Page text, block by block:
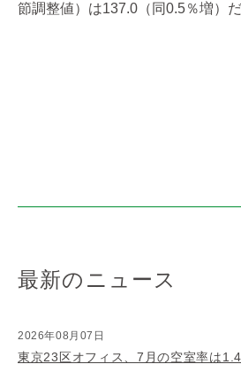
節調整値）は137.0（同0.5％増）だ
最新のニュース
2026年08月07日
東京23区オフィス、7月の空室率は